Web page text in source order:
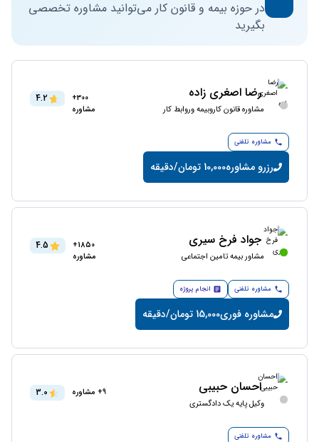
در حوزه بیمه و قانون کار می‌توانید مشاوره تخصصی
بگیرید
رضا اصغری زاده
مشاوره قانون کاروبیمه وروابط کار
300+
مشاوره
4.2
مشاوره تلفنی
رزرو مشاوره10,000 تومان/دقیقه
جواد فرخ سیری
مشاور بیمه تامین اجتماعی
1850+
مشاوره
4.5
مشاوره تلفنی انجام پروژه
مشاوره فوری15,000 تومان/دقیقه
احسان حبیبی
وکیل پایه یک دادگستری
9+ مشاوره 3.0
مشاوره تلفنی